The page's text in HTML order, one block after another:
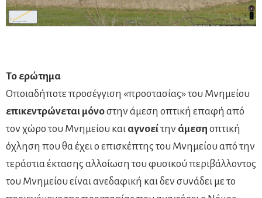
Το ερώτημα
Οποιαδήποτε προσέγγιση «προστασίας» του Μνημείου
επικεντρώνεται μόνοστην άμεση οπτική επαφή από
τον χώρο του Μνημείου και αγνοείτην άμεση οπτική
όχληση που θα έχει ο επισκέπτης του Μνημείου από την
τεράστια έκτασης αλλοίωση του φυσικού περιβάλλοντος
του Μνημείου είναι ανεδαφική και δεν συνάδει με το